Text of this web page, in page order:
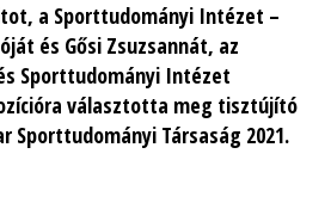
a Sporttudományi Intézet –
és Gősi Zsuzsannát, az
Sporttudományi Intézet
választotta meg tisztújító
Sporttudományi Társaság 2021.